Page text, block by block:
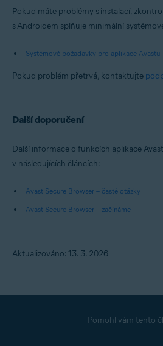
Pokud máte problémy s instalací,
s Androidem splňuje minimální
Systémové požadavky pro aplikace Avastu
Pokud problém přetrvá, kontaktujte
Další doporučení
Další informace o funkcích aplikace
v následujících článcích:
Avast Secure Browser – časté otázky
Avast Secure Browser – začínáme
Aktualizováno: 13. 3. 2026
Pomohl vám tento